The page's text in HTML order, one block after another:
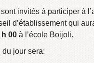
invités à participer à
d’établissement qui
00 à l’école Boijoli.
du jour sera: